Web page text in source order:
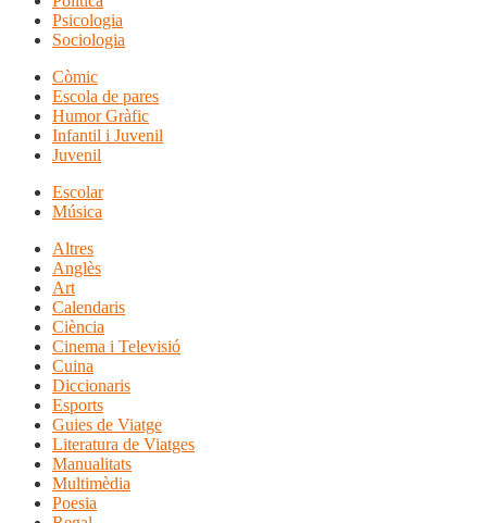
Psicologia
Sociologia
Còmic
Escola de pares
Humor Gràfic
Infantil i Juvenil
Juvenil
Escolar
Música
Altres
Anglès
Art
Calendaris
Ciència
Cinema i Televisió
Cuina
Diccionaris
Esports
Guies de Viatge
Literatura de Viatges
Manualitats
Multimèdia
Poesia